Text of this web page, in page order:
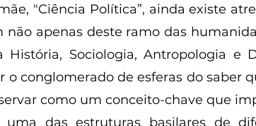
"Ciência Política”, ainda existe
não apenas deste ramo das
História, Sociologia, Antropologia e
conglomerado de esferas do saber
como um conceito-chave que
das estruturas basilares de